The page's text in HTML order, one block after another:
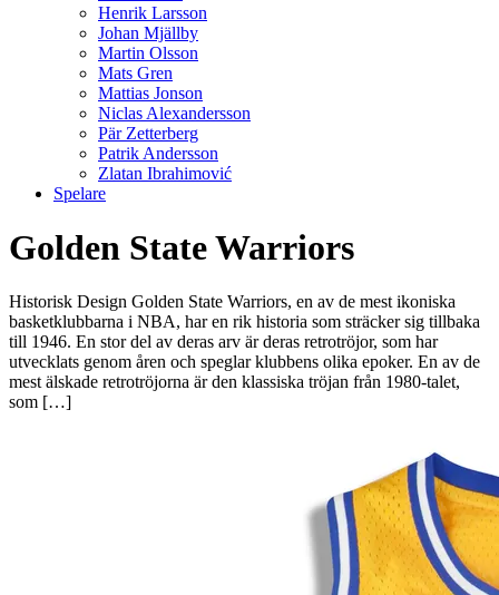
Henrik Larsson
Johan Mjällby
Martin Olsson
Mats Gren
Mattias Jonson
Niclas Alexandersson
Pär Zetterberg
Patrik Andersson
Zlatan Ibrahimović
Spelare
Golden State Warriors
Historisk Design Golden State Warriors, en av de mest ikoniska
basketklubbarna i NBA, har en rik historia som sträcker sig tillbaka
till 1946. En stor del av deras arv är deras retrotröjor, som har
utvecklats genom åren och speglar klubbens olika epoker. En av de
mest älskade retrotröjorna är den klassiska tröjan från 1980-talet,
som […]